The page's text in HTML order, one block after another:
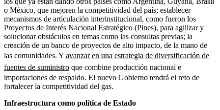
o México, que mejoren la competitividad del país; establecer
mecanismos de articulación interinstitucional, como fueron los
Proyectos de Interés Nacional Estratégico (Pines), para agilizar y
solucionar obstáculos en temas como las consultas previas; la
creación de un banco de proyectos de alto impacto, de la mano de
las comunidades. Y avanzar en una estrategia de diversificación de
fuentes de suministro que combine producción nacional e
importaciones de respaldo. El nuevo Gobierno tendrá el reto de
fortalecer la competitividad del gas.
Infraestructura como política de Estado